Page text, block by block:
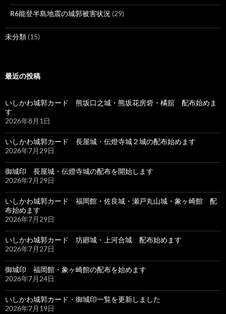
R6能登半島地震の城郭被害状況 (29)
未分類 (15)
最近の投稿
いしかわ城郭カード 熊坂口之城・熊坂花房砦・橘舘 配布始めま
す
2026年8月1日
いしかわ城郭カード 長屋城・伝燈寺城２城の配布始めます
2026年7月29日
御城印 長屋城・伝燈寺城の配布を開始します
2026年7月29日
いしかわ城郭カード 福岡館・佐良城・瀬戸丸山城・象ヶ崎館 配
布始めます
2026年7月29日
いしかわ城郭カード 坊廻城・上河合城 配布始めます
2026年7月27日
御城印 福岡館・象ヶ崎館の配布を始めます
2026年7月24日
いしかわ城郭カード・御城印一覧を更新しました
2026年7月19日